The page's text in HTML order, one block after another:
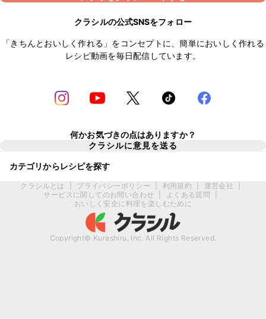
クラシルの公式SNSをフォロー
「きちんとおいしく作れる」をコンセプトに、簡単においしく作れる
レシピ動画を毎日配信しています。
何かお気づきの点はありますか？
クラシルに意見を送る
カテゴリからレシピを探す
クラシルとは プライバシーポリシー 利用規約 運営会社
サービスに関してのお問い合わせ
よくある質問
おいしく安全に料理を楽しむために
Copyright© Kurashiru, Inc. All Rights Reserved.